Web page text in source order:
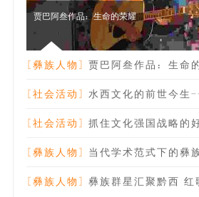
贾巴阿叁作品：生命的荣耀
[彝族人物] 贾巴阿叁作品：生命
[社会活动] 水西文化的前世今生
节市人大主任安
[社会活动] 抓住文化强国战略的
贵州副省长禄智
[彝族人物] 当代学术范式下的彝
典-纪念林耀华
[彝族人物] 彝族群星汇聚黔西 红